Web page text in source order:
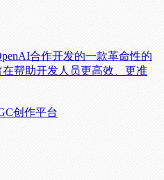
合作开发的一款革命性的
帮助开发人员更高效、更准
创作平台